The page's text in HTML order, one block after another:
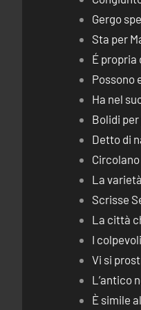
Gergo
Sta per
É propria
Possono
Ha nel
Bolidi
Detto di
La
Scrisse
La città
I
Vi si
L’antico
È simile